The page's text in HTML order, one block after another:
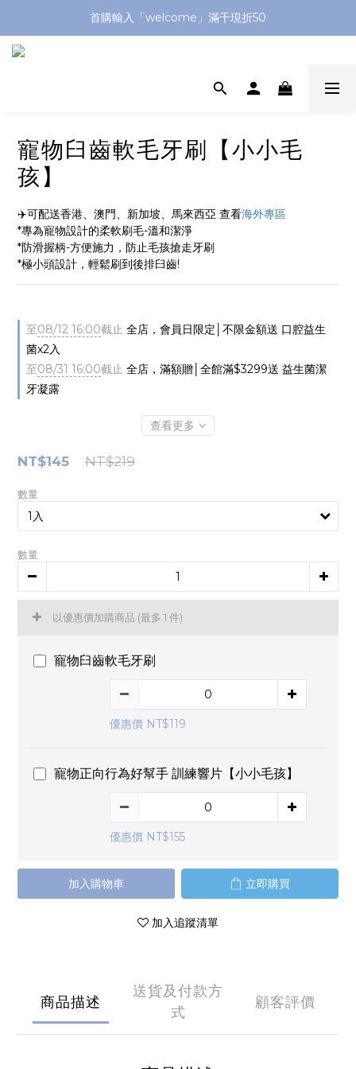
全館滿1299送平頭牙刷🪥滿2299送購物金$200
首購輸入「welcome」滿千現折50
全館滿1299送平頭牙刷🪥滿2299送購物金$200
寵物臼齒軟毛牙刷【小小毛
孩】
✈️可配送香港、澳門、新加坡、馬來西亞 查看海外專區
*專為寵物設計的柔軟刷毛-溫和潔淨
*防滑握柄-方便施力，防止毛孩搶走牙刷
*極小頭設計，輕鬆刷到後排臼齒!
至08/12 16:00截止 全店，會員日限定│不限金額送 口腔益生
菌x2入
至08/31 16:00截止 全店，滿額贈│全館滿$3299送 益生菌潔
牙凝露
查看更多
NT$219
NT$145
數量
數量
以優惠價加購商品 (最多 1 件)
寵物臼齒軟毛牙刷
優惠價 NT$119
寵物正向行為好幫手 訓練響片【小小毛孩】
優惠價 NT$155
加入購物車 立即購買
加入追蹤清單
商品描述
送貨及付款方
式
顧客評價